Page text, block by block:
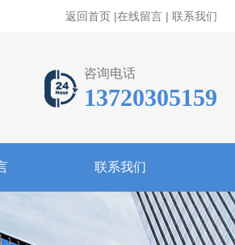
返回首页 |在线留言 | 联系我们
咨询电话
13720305159
联系我们